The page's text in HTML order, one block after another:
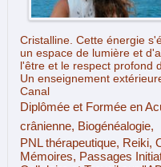
Cristalline. Cette énergie
un espace de lumière et
l'être et le respect profond
Un enseignement
Canal
Diplômée et Formée en
crânienne, Biogénéalogie,
PNL thérapeutique, Reiki,
Mémoires, Passages